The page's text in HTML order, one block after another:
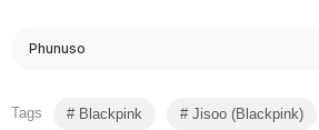
Phunuso
Tags Blackpink Jisoo (blackpink)